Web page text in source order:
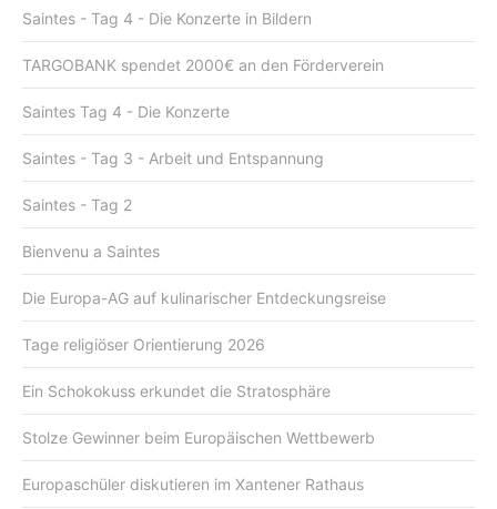
Saintes - Tag 4 - Die Konzerte in Bildern
TARGOBANK spendet 2000€ an den Förderverein
Saintes Tag 4 - Die Konzerte
Saintes - Tag 3 - Arbeit und Entspannung
Saintes - Tag 2
Bienvenu a Saintes
Die Europa-AG auf kulinarischer Entdeckungsreise
Tage religiöser Orientierung 2026
Ein Schokokuss erkundet die Stratosphäre
Stolze Gewinner beim Europäischen Wettbewerb
Europaschüler diskutieren im Xantener Rathaus